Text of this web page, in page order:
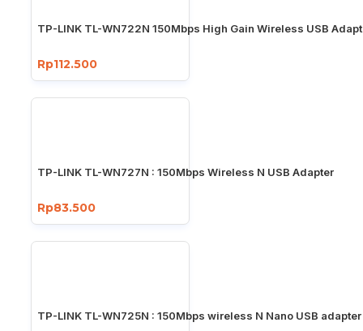
TP-LINK TL-WN722N 150Mbps High Gain Wireless USB
Rp112.500
TP-LINK TL-WN727N : 150Mbps Wireless N USB Adapter
Rp83.500
TP-LINK TL-WN725N : 150Mbps wireless N Nano USB adapter